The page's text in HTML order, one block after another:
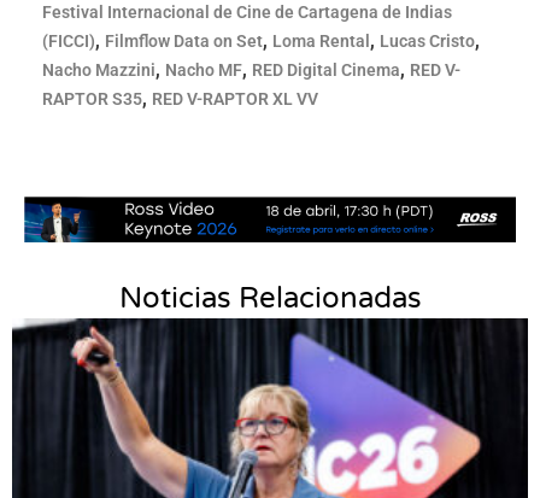
Festival Internacional de Cine de Cartagena de Indias
(FICCI), Filmflow Data on Set, Loma Rental , Lucas Cristo,
Nacho Mazzini, Nacho MF, RED Digital Cinema, RED V-
RAPTOR S35, RED V-RAPTOR XL VV
Noticias Relacionadas